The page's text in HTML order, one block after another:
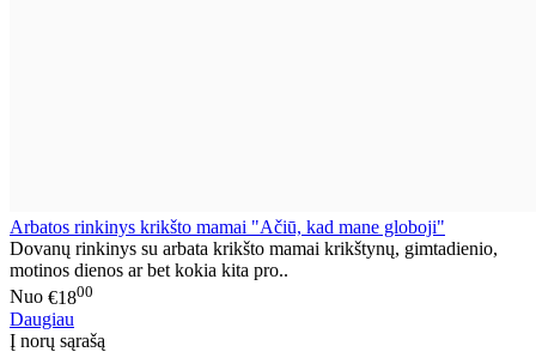
Arbatos rinkinys krikšto mamai "Ačiū, kad mane globoji"
Dovanų rinkinys su arbata krikšto mamai krikštynų, gimtadienio,
motinos dienos ar bet kokia kita pro..
Nuo €1800
Daugiau
Į norų sąrašą